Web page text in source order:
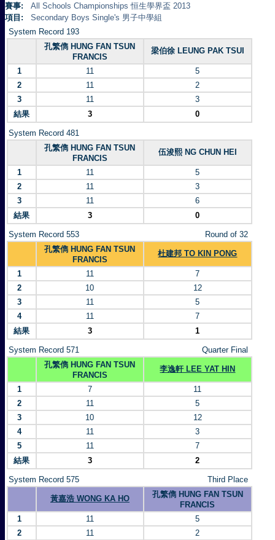
賽事:
All Schools Championships 恒生學界盃 2013
項目:
Secondary Boys Single's 男子中學組
System Record 193
孔繁儁 HUNG FAN TSUN
FRANCIS
梁伯徐 LEUNG PAK TSUI
1 11
5
2
11
2
3
11
3
結果
3 0
System Record 481
孔繁儁 HUNG FAN TSUN
FRANCIS
伍浚熙 NG CHUN HEI
1 11
5
2
11
3
3
11
6
結果
3 0
System Record 553
Round of 32
孔繁儁 HUNG FAN TSUN
FRANCIS
杜建邦 TO KIN PONG
1 11
7
2
10
12
3
11
5
4
11
7
結果
3 1
System Record 571
Quarter Final
孔繁儁 HUNG FAN TSUN
FRANCIS
李逸軒 LEE YAT HIN
1 7
11
2
11
5
3
10
12
4
11
3
5
11
7
結果
3 2
System Record 575 Third Place
黃嘉浩 WONG KA HO
孔繁儁 HUNG FAN TSUN
FRANCIS
1
11
5
2
11 2